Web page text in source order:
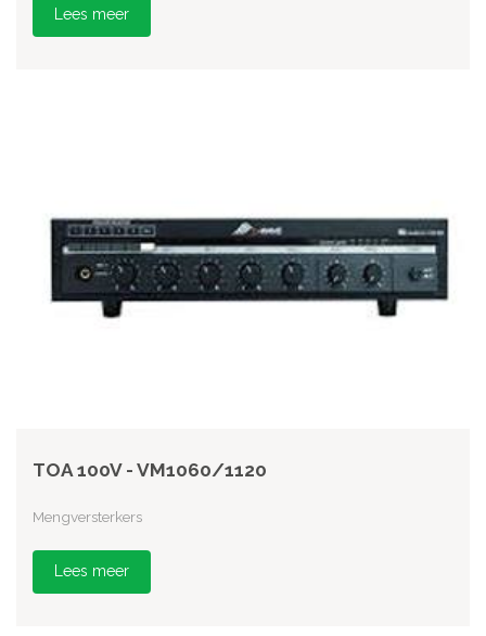
Lees meer
TOA 100V - VM1060/1120
Mengversterkers
Lees meer